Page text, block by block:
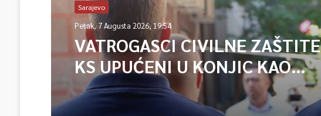
Sarajevo
Petak, 7 Augusta 2026, 19:54
VATROGASCI CIVILNE ZAŠTITE
KS UPUĆENI U KONJIC KAO
ISPOMOĆ U GAŠENJU POŽARA